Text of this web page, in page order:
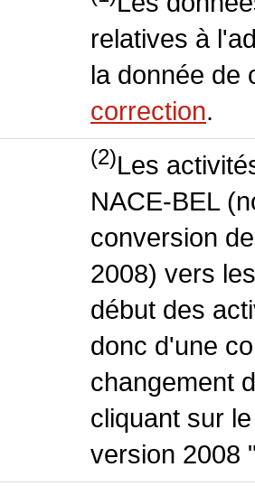
relatives à
la donnée de
correction.
(2)Les
NACE-BEL
conversion
2008) vers
début des
donc d'une
changement
cliquant sur
version 2008